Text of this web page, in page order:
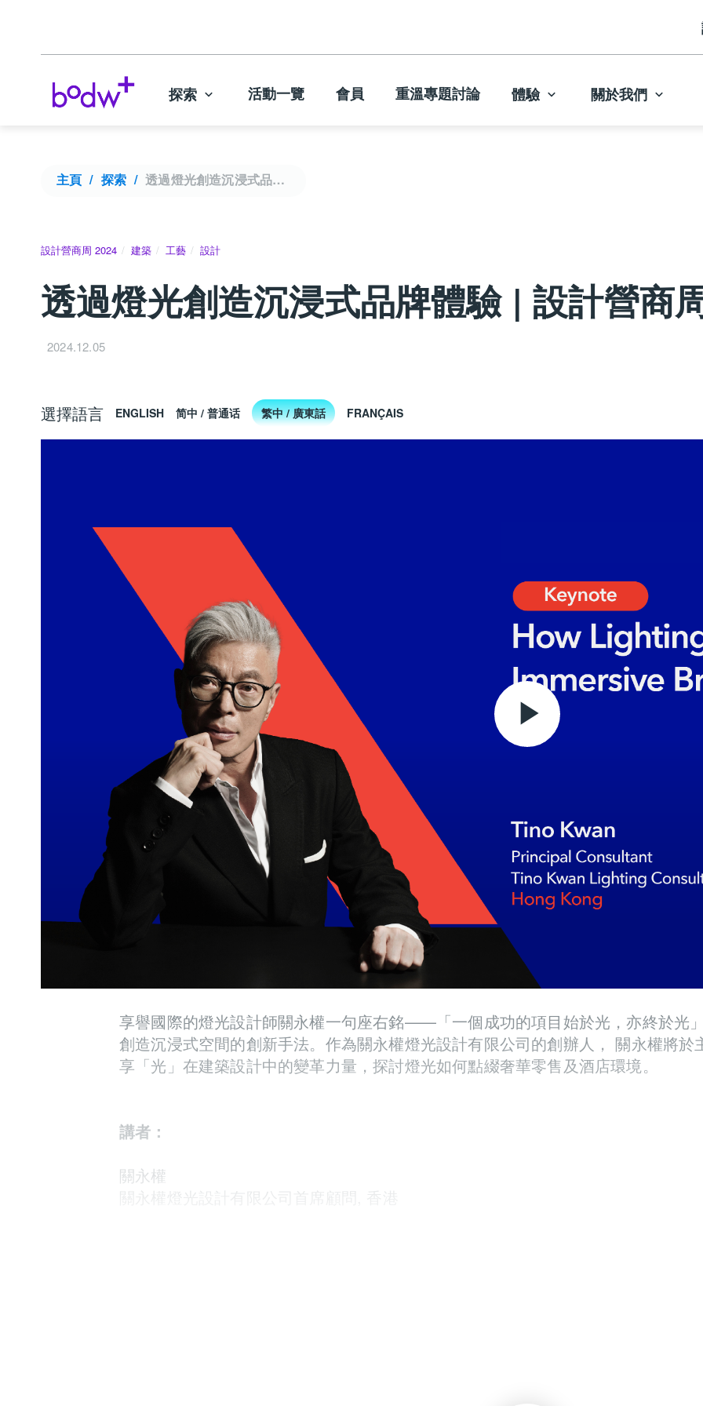
探索 活動一覽 會員 重溫專題討論 體驗 關於我們
主頁 探索 透過燈光創造沉浸式品牌體驗 | 設計營商周 2024
設計營商周 2024 建築 工藝 設計
透過燈光創造沉浸式品牌體驗 | 設計營商
2024.12.05
選擇語言 ENGLISH 简中 / 普通话 繁中 / 廣東話 FRANÇAIS
Play
享譽國際的燈光設計師關永權一句座右銘——「一個成功的項目始於光，亦終於光
創造沉浸式空間的創新手法。作為關永權燈光設計有限公司的創辦人， 關永權將於
享「光」在建築設計中的變革力量，探討燈光如何點綴奢華零售及酒店環境。
講者：
關永權